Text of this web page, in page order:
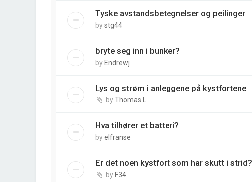
Tyske avstandsbetegnelser og peilinger
bystg44
bryte seg inn i bunker?
by Endrewj
Lys og strøm i anleggene på kystfortene
byThomas L
Hva tilhører et batteri?
byelfranse
Er det noen kystfort som har skutt i strid?
by F34